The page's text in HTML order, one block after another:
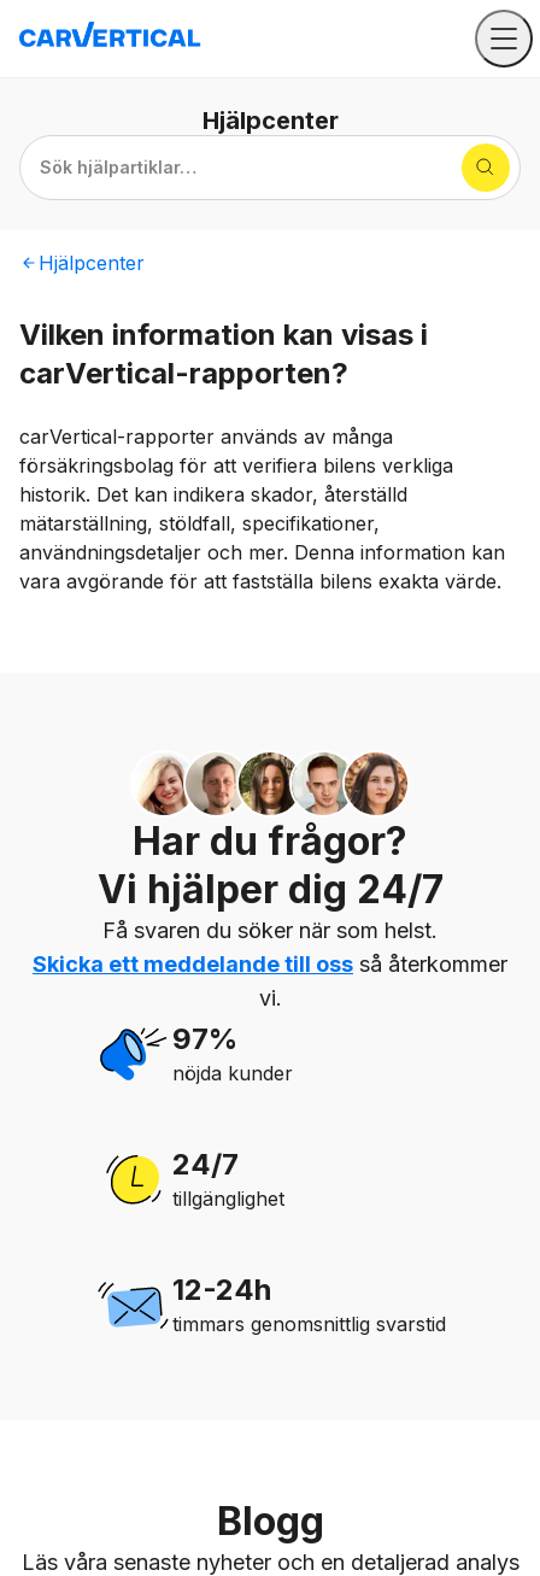
Hjälpcenter
Sök hjälpartiklar…
Hjälpcenter
Vilken information kan visas i
carVertical-rapporten?
carVertical-rapporter används av många
försäkringsbolag för att verifiera bilens verkliga
historik. Det kan indikera skador, återställd
mätarställning, stöldfall, specifikationer,
användningsdetaljer och mer. Denna information kan
vara avgörande för att fastställa bilens exakta värde.
Har du frågor?
Vi hjälper dig 24/7
Få svaren du söker när som helst.
Skicka ett meddelande till oss så återkommer
vi.
97%
nöjda kunder
24/7
tillgänglighet
12-24h
timmars genomsnittlig svarstid
Blogg
Läs våra senaste nyheter och en detaljerad analys